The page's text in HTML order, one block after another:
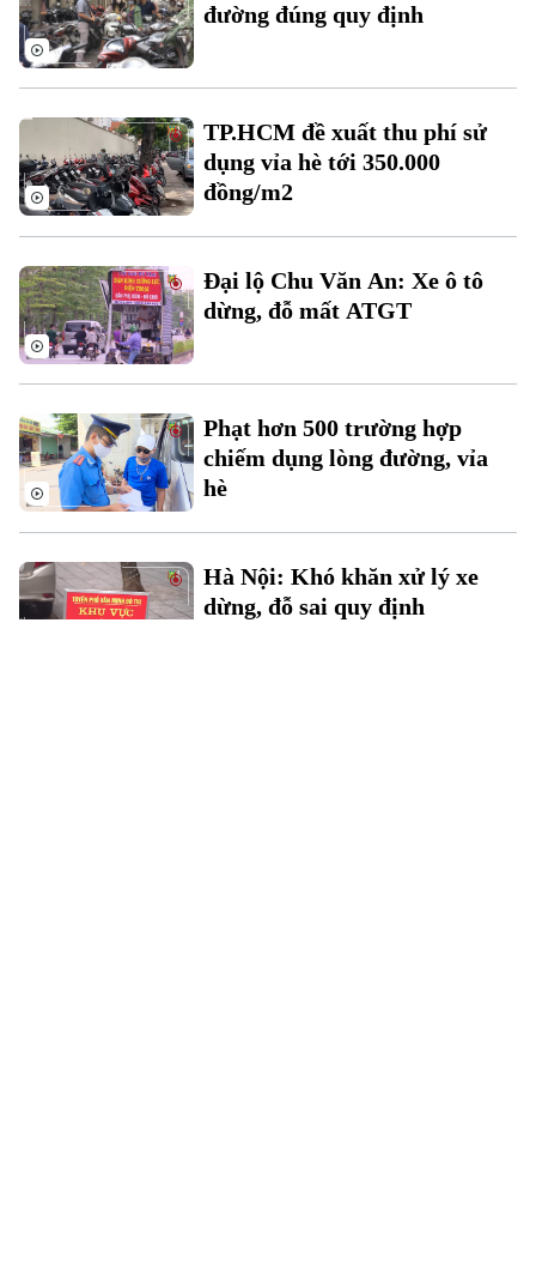
Số 3-5 Huỳnh Thúc Kháng-Phường Láng-Hà Nội
Giám đốc: VŨ MINH TUẤN
Phó Giám đốc: Nguyễn Kim Khiêm, Nguyễn Minh Đức, Nguyễn Thành Lợi
đường đúng quy định
TP.HCM đề xuất thu phí sử
dụng vỉa hè tới 350.000
đồng/m2
Đại lộ Chu Văn An: Xe ô tô
dừng, đỗ mất ATGT
Phạt hơn 500 trường hợp
chiếm dụng lòng đường, vỉa
hè
Hà Nội: Khó khăn xử lý xe
dừng, đỗ sai quy định